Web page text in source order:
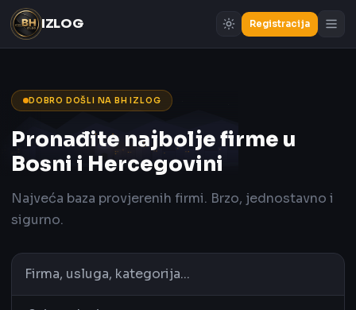
IZLOG Registracija
DOBRO DOŠLI NA BH IZLOG
Pronađite najbolje firme u
Bosni i Hercegovini
Najveća baza provjerenih firmi. Brzo, jednostavno i
sigurno.